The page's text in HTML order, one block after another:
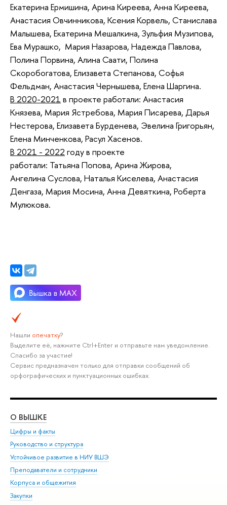
Екатерина Ермишина, Арина Киреева, Анна Киреева,
Анастасия Овчинникова, Ксения Корвель, Станислава
Малышева, Екатерина Мешалкина, Зульфия Музипова,
Ева Мурашко, Мария Назарова, Надежда Павлова,
Полина Порвина, Алина Саати, Полина
Скоробогатова, Елизавета Степанова, Софья
Фельдман, Анастасия Чернышева, Елена Шаргина.
В 2020-2021 в проекте работали: Анастасия
Князева, Мария Ястребова, Мария Писарева, Дарья
Нестерова, Елизавета Бурденева, Эвелина Григорьян,
Елена Минченкова, Расул Хасенов.
В 2021 - 2022 году в проекте
работали: Татьяна Попова, Арина Жирова,
Ангелина Суслова, Наталья Киселева, Анастасия
Денгаза, Мария Мосина, Анна Девяткина, Роберта
Мулюкова.
Нашли опечатку?
Выделите её, нажмите Ctrl+Enter и отправьте нам уведомление.
Спасибо за участие!
Сервис предназначен только для отправки сообщений об
орфографических и пунктуационных ошибках.
О ВЫШКЕ
Цифры и факты
Руководство и структура
Устойчивое развитие в НИУ ВШЭ
Преподаватели и сотрудники
Корпуса и общежития
Закупки